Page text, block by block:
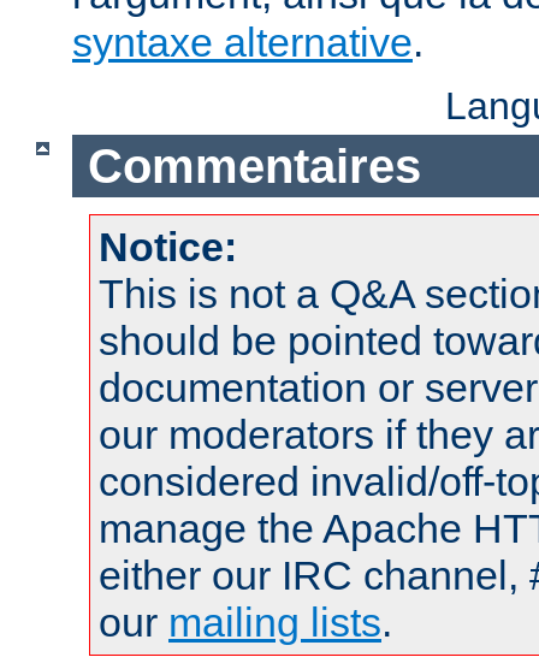
syntaxe alternative.
Commentaires
Notice:
This is not a Q&A
should be pointed
documentation or
our moderators if they
considered invalid/off-
manage the Apache
either our IRC channel,
our mailing lists.